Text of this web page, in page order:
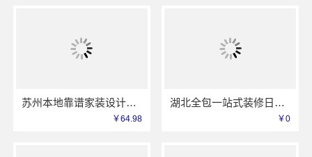
苏州本地靠谱家装设计公司拎包入住选百年豪庭新材料有限公司
￥64.98
湖北全包一站式装修日式原木风快速——同城快装（湖北）科技有限公司
￥0